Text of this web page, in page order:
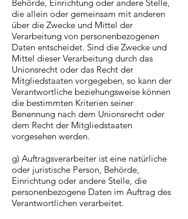
Behörde, Einrichtung oder andere Stelle,
die allein oder gemeinsam mit anderen
über die Zwecke und Mittel der
Verarbeitung von personenbezogenen
Daten entscheidet. Sind die Zwecke und
Mittel dieser Verarbeitung durch das
Unionsrecht oder das Recht der
Mitgliedstaaten vorgegeben, so kann der
Verantwortliche beziehungsweise können
die bestimmten Kriterien seiner
Benennung nach dem Unionsrecht oder
dem Recht der Mitgliedstaaten
vorgesehen werden.
g) Auftragsverarbeiter ist eine natürliche
oder juristische Person, Behörde,
Einrichtung oder andere Stelle, die
personenbezogene Daten im Auftrag des
Verantwortlichen verarbeitet.